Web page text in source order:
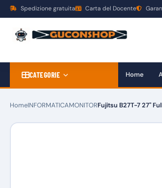
Spedizione gratuita Carta del Docente
CATEGORIE Home
HomeINFORMATICAMONITORFujitsu B27T-7 27"